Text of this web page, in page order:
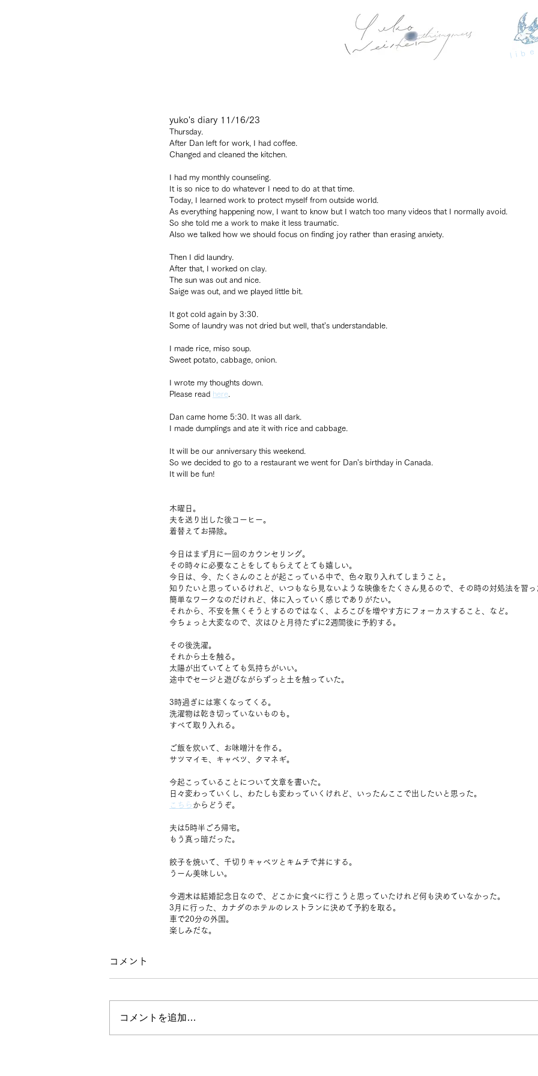
yuko's diary 11/16/23
Thursday.
After Dan left for work, I had coffee.
Changed and cleaned the kitchen.
I had my monthly counseling.
It is so nice to do whatever I need to do at that time.
Today, I learned work to protect myself from outside world.
As everything happening now, I want to know but I watch too many videos that I normally avoid.
So she told me a work to make it less traumatic.
Also we talked how we should focus on finding joy rather than erasing anxiety.
Then I did laundry.
After that, I worked on clay.
The sun was out and nice.
Saige was out, and we played little bit.
It got cold again by 3:30.
Some of laundry was not dried but well, that’s understandable.
I made rice, miso soup.
Sweet potato, cabbage, onion.
I wrote my thoughts down.
Please read here.
Dan came home 5:30. It was all dark.
I made dumplings and ate it with rice and cabbage.
It will be our anniversary this weekend.
So we decided to go to a restaurant we went for Dan’s birthday in Canada.
It will be fun!
木曜日。
夫を送り出した後コーヒー。
着替えてお掃除。
今日はまず月に一回のカウンセリング。
その時々に必要なことをしてもらえてとても嬉しい。
今日は、今、たくさんのことが起こっている中で、色々取り入れてしまうこと。
知りたいと思っているけれど、いつもなら見ないような映像をたくさん見るので、その時の対処法を習っ
簡単なワークなのだけれど、体に入っていく感じでありがたい。
それから、不安を無くそうとするのではなく、よろこびを増やす方にフォーカスすること、など。
今ちょっと大変なので、次はひと月待たずに2週間後に予約する。
その後洗濯。
それから土を触る。
太陽が出ていてとても気持ちがいい。
途中でセージと遊びながらずっと土を触っていた。
3時過ぎには寒くなってくる。
洗濯物は乾き切っていないものも。
すべて取り入れる。
ご飯を炊いて、お味噌汁を作る。
サツマイモ、キャベツ、タマネギ。
今起こっていることについて文章を書いた。
日々変わっていくし、わたしも変わっていくけれど、いったんここで出したいと思った。
こちら からどうぞ。
夫は5時半ごろ帰宅。
もう真っ暗だった。
餃子を焼いて、千切りキャベツとキムチで丼にする。
うーん美味しい。
今週末は結婚記念日なので、どこかに食べに行こうと思っていたけれど何も決めていなかった。
3月に行った、カナダのホテルのレストランに決めて予約を取る。
車で20分の外国。
楽しみだな。
コメント
コメントを追加…